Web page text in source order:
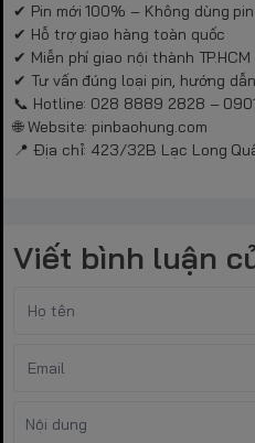
✔ Pin mới 100% – Không dùng
✔ Hỗ trợ giao hàng toàn quốc
✔ Miễn phí giao nội thành
✔ Tư vấn đúng loại pin, hướng
📞 Hotline: 028 8889 2828 –
🌐 Website: pinbaohung.com
📍 Địa chỉ: 423/32B Lạc Long
Viết bình luận